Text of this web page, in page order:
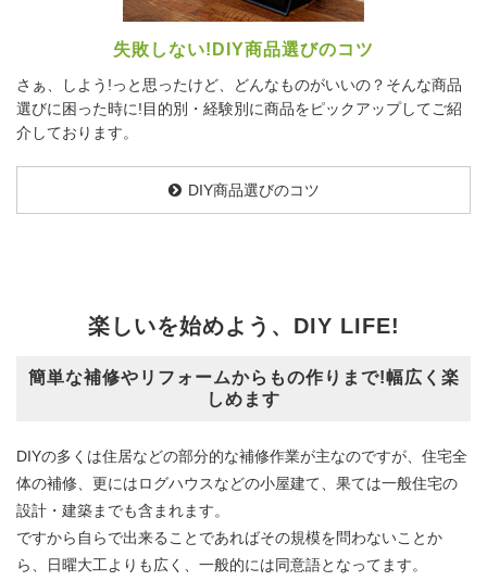
失敗しない!DIY商品選びのコツ
さぁ、しよう!っと思ったけど、どんなものがいいの？そんな商品
選びに困った時に!目的別・経験別に商品をピックアップしてご紹
介しております。
DIY商品選びのコツ
楽しいを始めよう、DIY LIFE!
簡単な補修やリフォームからもの作りまで!幅広く楽
しめます
DIYの多くは住居などの部分的な補修作業が主なのですが、住宅全
体の補修、更にはログハウスなどの小屋建て、果ては一般住宅の
設計・建築までも含まれます。
ですから自らで出来ることであればその規模を問わないことか
ら、日曜大工よりも広く、一般的には同意語となってます。